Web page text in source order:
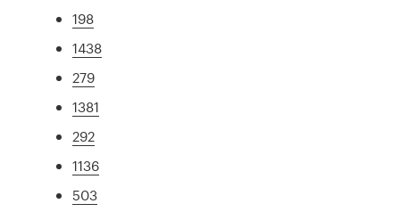
198
1438
279
1381
292
1136
503